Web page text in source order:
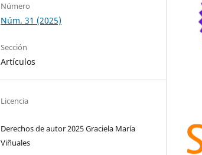
Número
Núm. 31 (2025)
Sección
Artículos
Licencia
Derechos de autor 2025 Graciela María
Viñuales